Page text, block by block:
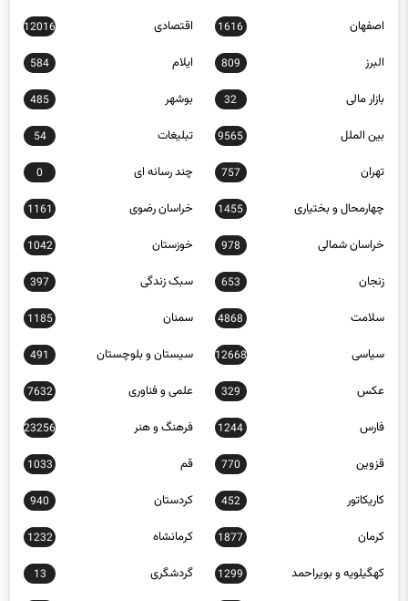
اصفهان 1616 اقتصادی 12016
البرز 809 ایلام 584
بازار مالی 32 بوشهر 485
بین الملل 9565 تبلیغات 54
تهران 757 چند رسانه ای 0
چهارمحال و بختیاری 1455 خراسان رضوی 1161
خراسان شمالی 978 خوزستان 1042
زنجان 653 سبک زندگی 397
سلامت 4868 سمنان 1185
سیاسی 12668 سیستان و بلوچستان 491
عکس 329 علمی و فناوری 7632
فارس 1244 فرهنگ و هنر 23256
قزوین 770 قم 1033
کاریکاتور 452 کردستان 940
کرمان 1877 کرمانشاه 1232
کهگیلویه و بویراحمد 1299 گردشگری 13